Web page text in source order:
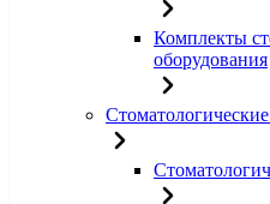
Комплекты
оборудования